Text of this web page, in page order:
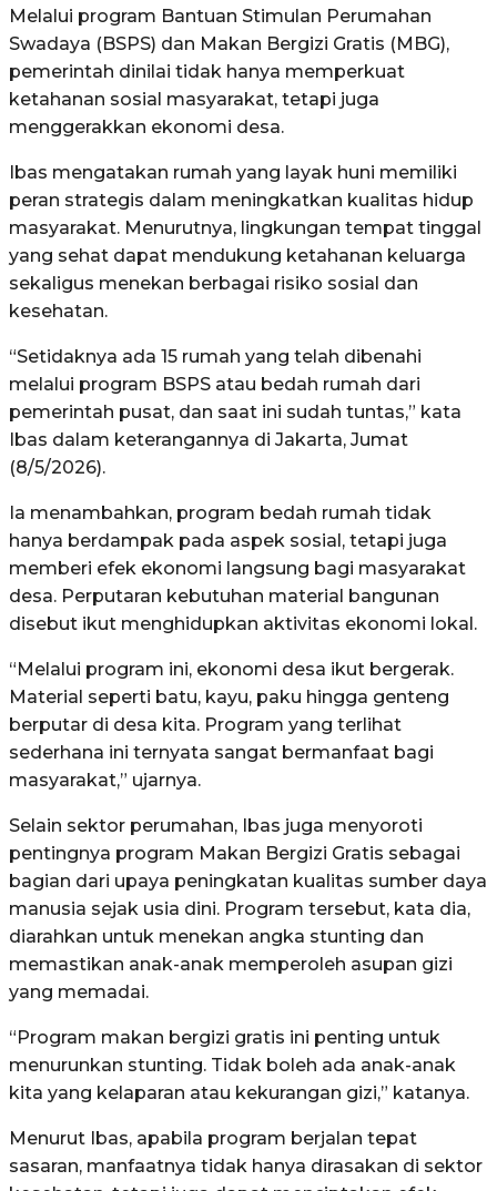
Melalui program Bantuan Stimulan Perumahan
Swadaya (BSPS) dan Makan Bergizi Gratis (MBG),
pemerintah dinilai tidak hanya memperkuat
ketahanan sosial masyarakat, tetapi juga
menggerakkan ekonomi desa.
Ibas mengatakan rumah yang layak huni memiliki
peran strategis dalam meningkatkan kualitas hidup
masyarakat. Menurutnya, lingkungan tempat tinggal
yang sehat dapat mendukung ketahanan keluarga
sekaligus menekan berbagai risiko sosial dan
kesehatan.
“Setidaknya ada 15 rumah yang telah dibenahi
melalui program BSPS atau bedah rumah dari
pemerintah pusat, dan saat ini sudah tuntas,” kata
Ibas dalam keterangannya di Jakarta, Jumat
(8/5/2026).
Ia menambahkan, program bedah rumah tidak
hanya berdampak pada aspek sosial, tetapi juga
memberi efek ekonomi langsung bagi masyarakat
desa. Perputaran kebutuhan material bangunan
disebut ikut menghidupkan aktivitas ekonomi lokal.
“Melalui program ini, ekonomi desa ikut bergerak.
Material seperti batu, kayu, paku hingga genteng
berputar di desa kita. Program yang terlihat
sederhana ini ternyata sangat bermanfaat bagi
masyarakat,” ujarnya.
Selain sektor perumahan, Ibas juga menyoroti
pentingnya program Makan Bergizi Gratis sebagai
bagian dari upaya peningkatan kualitas sumber daya
manusia sejak usia dini. Program tersebut, kata dia,
diarahkan untuk menekan angka stunting dan
memastikan anak-anak memperoleh asupan gizi
yang memadai.
“Program makan bergizi gratis ini penting untuk
menurunkan stunting. Tidak boleh ada anak-anak
kita yang kelaparan atau kekurangan gizi,” katanya.
Menurut Ibas, apabila program berjalan tepat
sasaran, manfaatnya tidak hanya dirasakan di sektor